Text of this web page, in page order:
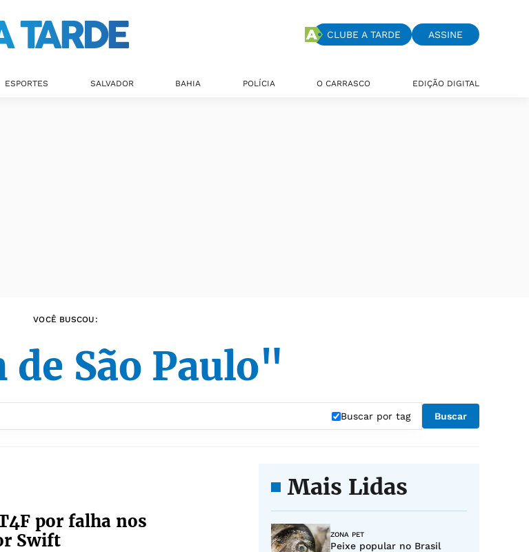
CLUBE A TARDE ASSINE
ESPORTES SALVADOR BAHIA POLÍCIA O CARRASCO EDIÇÃO DIGITAL
VOCÊ BUSCOU:
São Paulo"
Buscar por tag Buscar
por falha nos
Swift
Mais Lidas
ZONA PET
Peixe popular no Brasil